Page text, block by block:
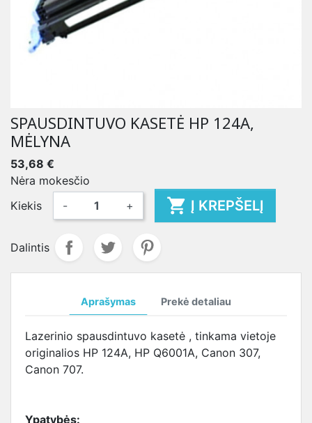
SPAUSDINTUVO KASETĖ HP 124A,
MĖLYNA
53,68 €
Nėra mokesčio
Kiekis
- +  Į KREPŠELĮ
Dalintis
Aprašymas Prekė detaliau
Lazerinio spausdintuvo kasetė , tinkama vietoje
originalios HP 124A, HP Q6001A, Canon 307,
Canon 707.
Ypatybės: